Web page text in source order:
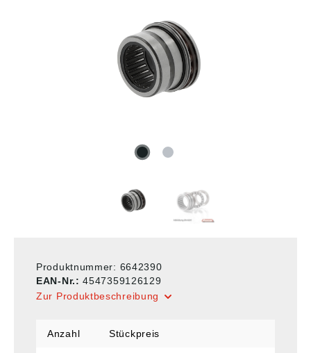
Produktnummer: 6642390
EAN-Nr.:4547359126129
Zur Produktbeschreibung
Anzahl Stückpreis